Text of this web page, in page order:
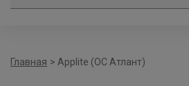
Главная > Applite (ОС Атлант)